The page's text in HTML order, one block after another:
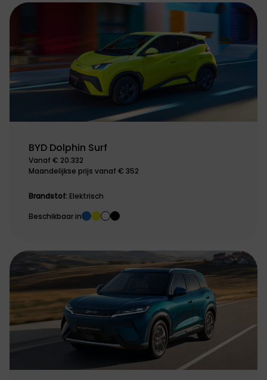
BYD Dolphin Surf
Vanaf € 20.332
Maandelijkse prijs vanaf € 352
Brandstof: Elektrisch
Beschikbaar in